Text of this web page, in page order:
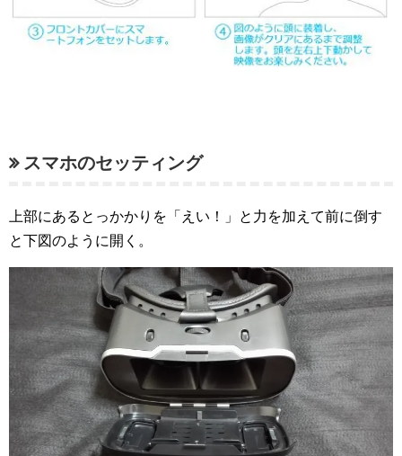
スマホのセッティング
上部にあるとっかかりを「えい！」と力を加えて前に倒す
と下図のように開く。